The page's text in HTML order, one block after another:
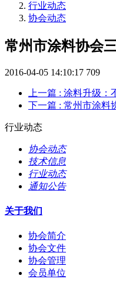
行业动态
协会动态
常州市涂料协会
2016-04-05 14:10:17 709
上一篇 : 涂料升级：
下一篇 : 常州市涂料
行业动态
协会动态
技术信息
行业动态
通知公告
关于我们
协会简介
协会文件
协会管理
会员单位